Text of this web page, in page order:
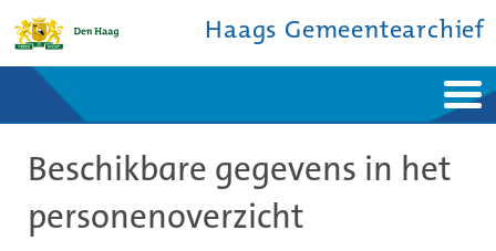
Haags Gemeentearchief
Ontdek de stad
De studiezaal
Bronnen en collecties
Contact
Beschikbare gegevens in het
personenoverzicht